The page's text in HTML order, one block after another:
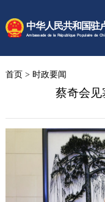
中华人民共和国驻
Ambassade de la République Populaire de
首页 > 时政要闻
蔡奇会见